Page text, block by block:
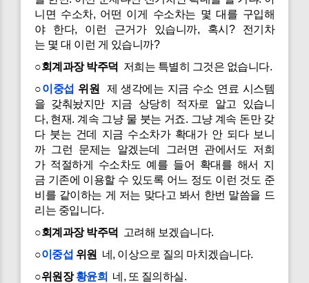
니면 수소차, 어떤 이게 수소차는 몇 대를 구입해
야 한다, 이런 근거가 있습니까, 혹시? 전기차
는 몇 대 이런 게 있습니까?
○회계과장 박주덕 저희는 특별히 그것은 없습니다.
○이중섭 위원
제 생각에는 지금 수소 연료 시스템
을 갖춰놨지만 지금 상당히 적자로 알고 있습니
다, 현재. 계속 그냥 물 붓는 거죠. 그냥 계속 돈만 갖
다 붓는 건데 지금 수소차가 확대가 안 되다 보니
까 그런 문제는 알겠는데 그러면 관에서도 저희
가 적절하게 수소차도 예를 들어 확대를 해서 지
금 기존에 이용할 수 있도록 어느 정도 이런 것도 준
비를 같이하는 게 저는 맞다고 봐서 한번 말씀을 드
리는 중입니다.
○회계과장 박주덕 고려해 보겠습니다.
○이중섭 위원
네, 이상으로 질의 마치겠습니다.
○위원장황윤희
네, 또 질의하실.